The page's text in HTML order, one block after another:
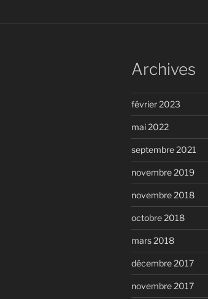
Archives
février 2023
mai 2022
septembre 2021
novembre 2019
novembre 2018
octobre 2018
mars 2018
décembre 2017
novembre 2017